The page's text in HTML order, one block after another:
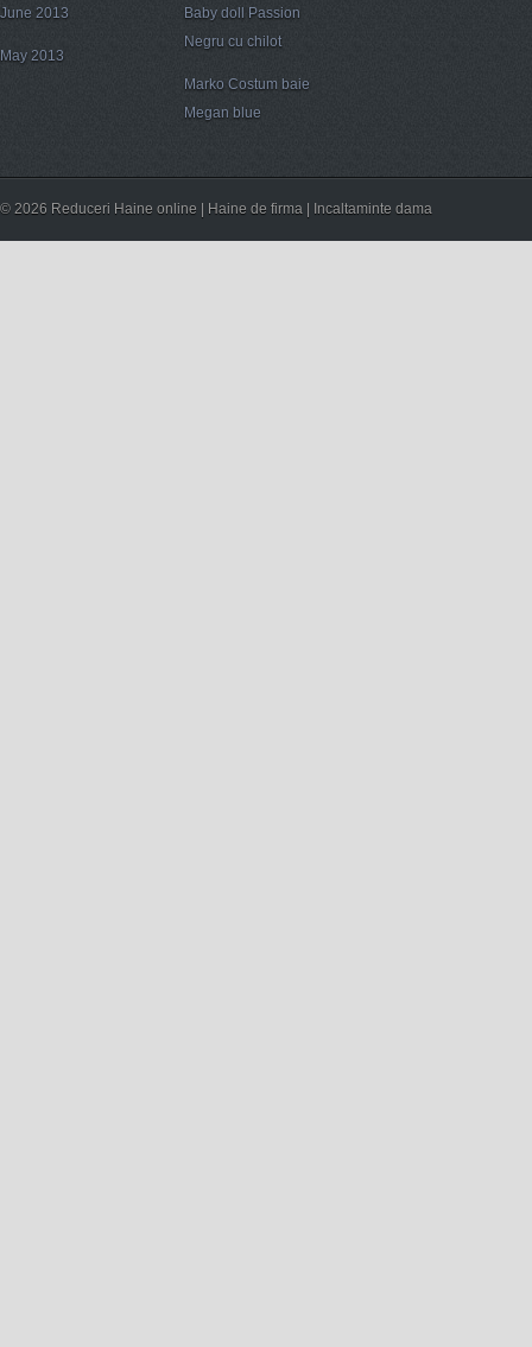
June 2013
May 2013
Baby doll Passion
Negru cu chilot
Marko Costum baie
Megan blue
© 2026 Reduceri Haine online | Haine de firma | Incaltaminte dama